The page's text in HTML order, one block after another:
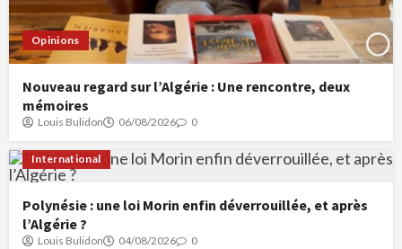
Opinions
Nouveau regard sur l’Algérie : Une rencontre, deux
mémoires
Louis Bulidon 06/08/2026 0
International
Polynésie : une loi Morin enfin déverrouillée, et après
l’Algérie ?
Louis Bulidon 04/08/2026 0